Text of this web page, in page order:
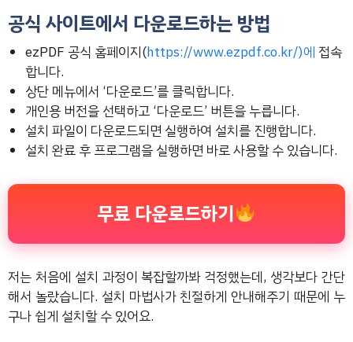
공식 사이트에서 다운로드하는 방법
ezPDF 공식 홈페이지(https://www.ezpdf.co.kr/)에 접속
합니다.
상단 메뉴에서 ‘다운로드’를 클릭합니다.
개인용 버전을 선택하고 ‘다운로드’ 버튼을 누릅니다.
설치 파일이 다운로드되면 실행하여 설치를 진행합니다.
설치 완료 후 프로그램을 실행하면 바로 사용할 수 있습니다.
무료 다운로드하기
저는 처음에 설치 과정이 복잡할까봐 걱정했는데, 생각보다 간단
해서 놀랐습니다. 설치 마법사가 친절하게 안내해주기 때문에 누
구나 쉽게 설치할 수 있어요.